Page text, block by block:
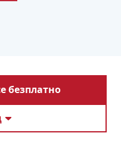
безплатно